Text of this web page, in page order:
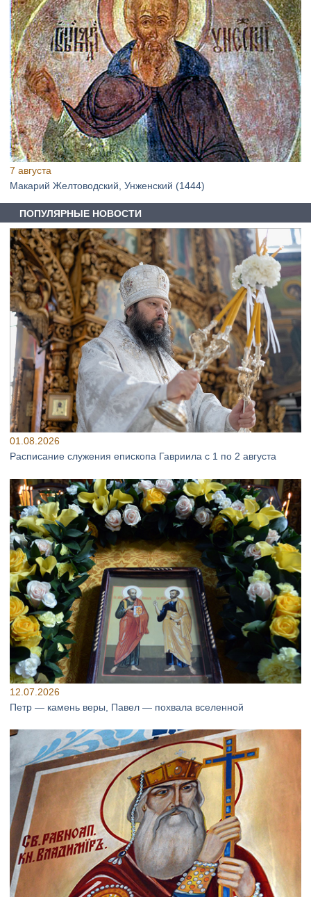
7 августа
Макарий Желтоводский, Унженский (1444)
ПОПУЛЯРНЫЕ НОВОСТИ
01.08.2026
Расписание служения епископа Гавриила с 1 по 2 августа
12.07.2026
Петр — камень веры, Павел — похвала вселенной